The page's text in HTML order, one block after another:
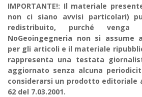
IMPORTANTE!: Il materiale
non ci siano avvisi particolari)
redistribuito, purché
NoGeoingegneria non si assume
per gli articoli e il materiale
rappresenta una testata
aggiornato senza alcuna
considerarsi un prodotto editoriale
62 del 7.03.2001.